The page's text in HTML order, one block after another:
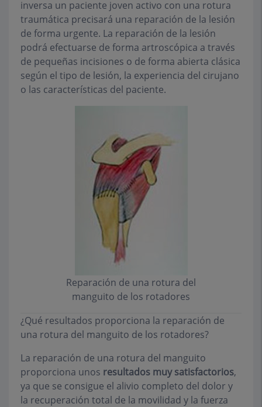
inversa un paciente joven activo con una rotura
traumática precisará una reparación de la lesión
de forma urgente. La reparación de la lesión
podrá efectuarse de forma artroscópica a través
de pequeñas incisiones o de forma abierta clásica
según el tipo de lesión, la experiencia del cirujano
o las características del paciente.
Reparación de una rotura del
manguito de los rotadores
¿Qué resultados proporciona la reparación de
una rotura del manguito de los rotadores?
La reparación de una rotura del manguito
proporciona unos resultados muy satisfactorios,
ya que se consigue el alivio completo del dolor y
la recuperación total de la movilidad y la fuerza